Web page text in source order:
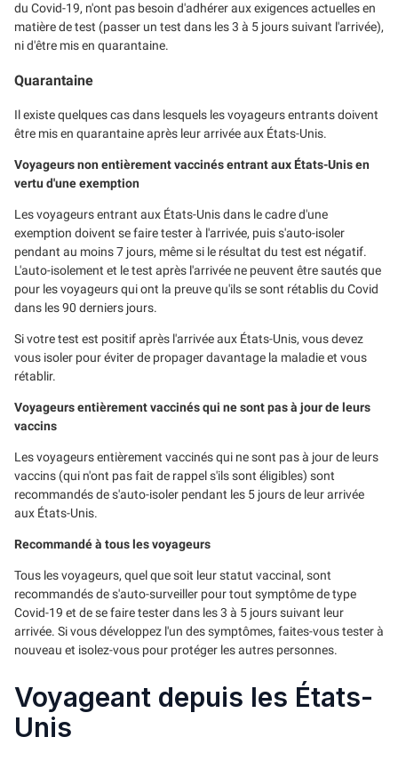
du Covid-19, n'ont pas besoin d'adhérer aux exigences actuelles en
matière de test (passer un test dans les 3 à 5 jours suivant l'arrivée),
ni d'être mis en quarantaine.
Quarantaine
Il existe quelques cas dans lesquels les voyageurs entrants doivent
être mis en quarantaine après leur arrivée aux États-Unis.
Voyageurs non entièrement vaccinés entrant aux États-Unis en
vertu d'une exemption
Les voyageurs entrant aux États-Unis dans le cadre d'une
exemption doivent se faire tester à l'arrivée, puis s'auto-isoler
pendant au moins 7 jours, même si le résultat du test est négatif.
L'auto-isolement et le test après l'arrivée ne peuvent être sautés que
pour les voyageurs qui ont la preuve qu'ils se sont rétablis du Covid
dans les 90 derniers jours.
Si votre test est positif après l'arrivée aux États-Unis, vous devez
vous isoler pour éviter de propager davantage la maladie et vous
rétablir.
Voyageurs entièrement vaccinés qui ne sont pas à jour de leurs
vaccins
Les voyageurs entièrement vaccinés qui ne sont pas à jour de leurs
vaccins (qui n'ont pas fait de rappel s'ils sont éligibles) sont
recommandés de s'auto-isoler pendant les 5 jours de leur arrivée
aux États-Unis.
Recommandé à tous les voyageurs
Tous les voyageurs, quel que soit leur statut vaccinal, sont
recommandés de s'auto-surveiller pour tout symptôme de type
Covid-19 et de se faire tester dans les 3 à 5 jours suivant leur
arrivée. Si vous développez l'un des symptômes, faites-vous tester à
nouveau et isolez-vous pour protéger les autres personnes.
Voyageant depuis les États-
Unis